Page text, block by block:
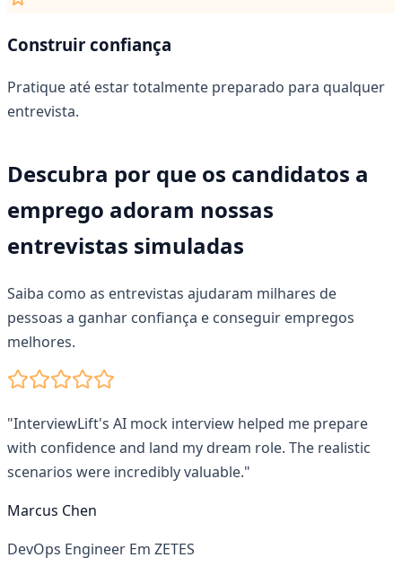
Construir confiança
Pratique até estar totalmente preparado para qualquer
entrevista.
Descubra por que os candidatos a
emprego adoram nossas
entrevistas simuladas
Saiba como as entrevistas ajudaram milhares de
pessoas a ganhar confiança e conseguir empregos
melhores.
"InterviewLift's AI mock interview helped me prepare
with confidence and land my dream role. The realistic
scenarios were incredibly valuable."
Marcus Chen
DevOps Engineer Em ZETES